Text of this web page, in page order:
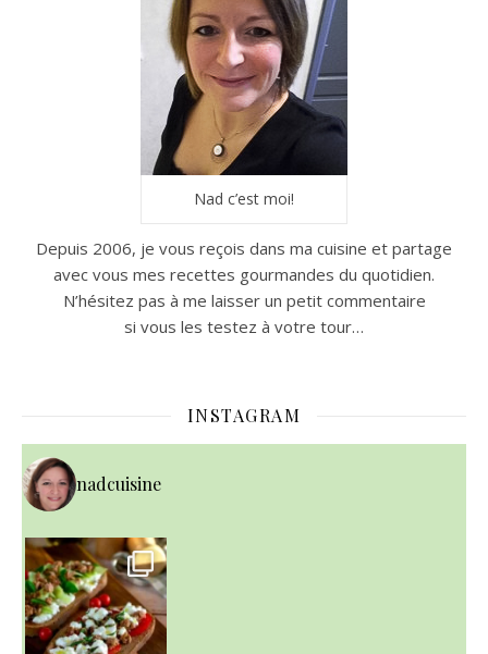
Nad c’est moi!
Depuis 2006, je vous reçois dans ma cuisine et partage
avec vous mes recettes gourmandes du quotidien.
N’hésitez pas à me laisser un petit commentaire
si vous les testez à votre tour…
INSTAGRAM
nadcuisine